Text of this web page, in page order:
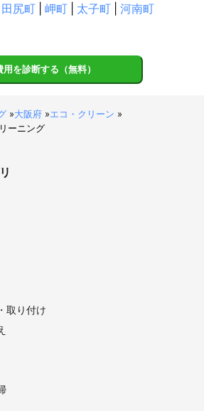
田尻町 岬町 太子町
河南町
用を診断する（無料）
»大阪府 »エコ・クリーン »
ーニング
取り付け